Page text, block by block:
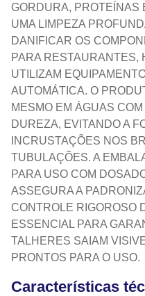
GORDURA, PROTEÍNAS
UMA LIMPEZA
DANIFICAR OS
PARA RESTAURANTES,
UTILIZAM
AUTOMÁTICA. O
MESMO EM ÁGUAS
DUREZA, EVITANDO A
INCRUSTAÇÕES NOS
TUBULAÇÕES. A
PARA USO COM
ASSEGURA A
CONTROLE RIGOROSO
ESSENCIAL PARA
TALHERES SAIAM
PRONTOS PARA O USO.
Características